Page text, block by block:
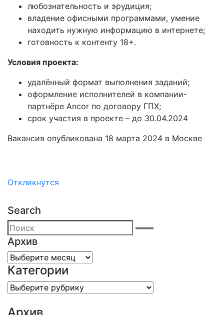
любознательность и эрудиция;
владение офисными программами, умение
находить нужную информацию в интернете;
готовность к контенту 18+.
Условия проекта:
удалённый формат выполнения заданий;
оформление исполнителей в компании-
партнёре Ancor по договору ГПХ;
срок участия в проекте – до 30.04.2024
Вакансия опубликована 18 марта 2024 в Москве
Откликнутся
Search
Архив
Архив
Категории
Категории